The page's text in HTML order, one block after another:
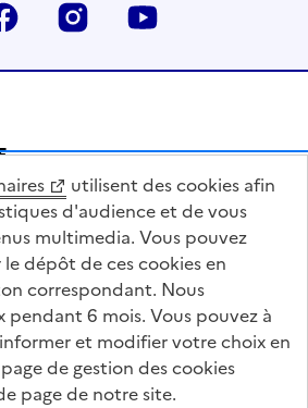
sur Twittersur LinkedIn
Le ministère sur Facebook
Le ministère sur
info.gouv.fr
data.gouv.fr
utilisent des cookies afin
d'audience et de vous
multimedia. Vous pouvez
dépôt de ces cookies en
correspondant. Nous
pendant 6 mois. Vous pouvez à
et modifier votre choix en
de gestion des cookies
page de notre site.